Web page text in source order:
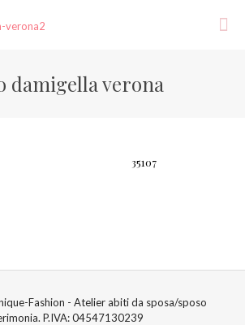
damigella verona
35107
Fashion - Atelier abiti da sposa/sposo
P.IVA: 04547130239